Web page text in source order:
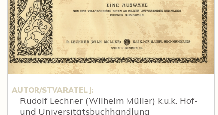
AUTOR/STVARATELJ:
Rudolf Lechner (Wilhelm Müller) k.u.k. Hof-
und Universitätsbuchhandlung